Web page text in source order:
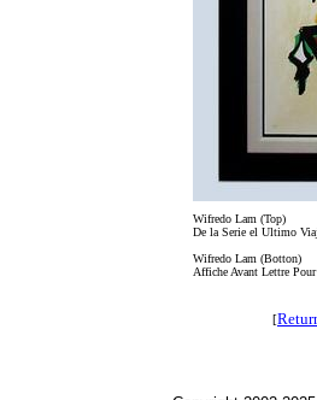
Wifredo Lam (Top)
De la Serie el Ultimo
Wifredo Lam (Botton)
Affiche Avant Lettre
[